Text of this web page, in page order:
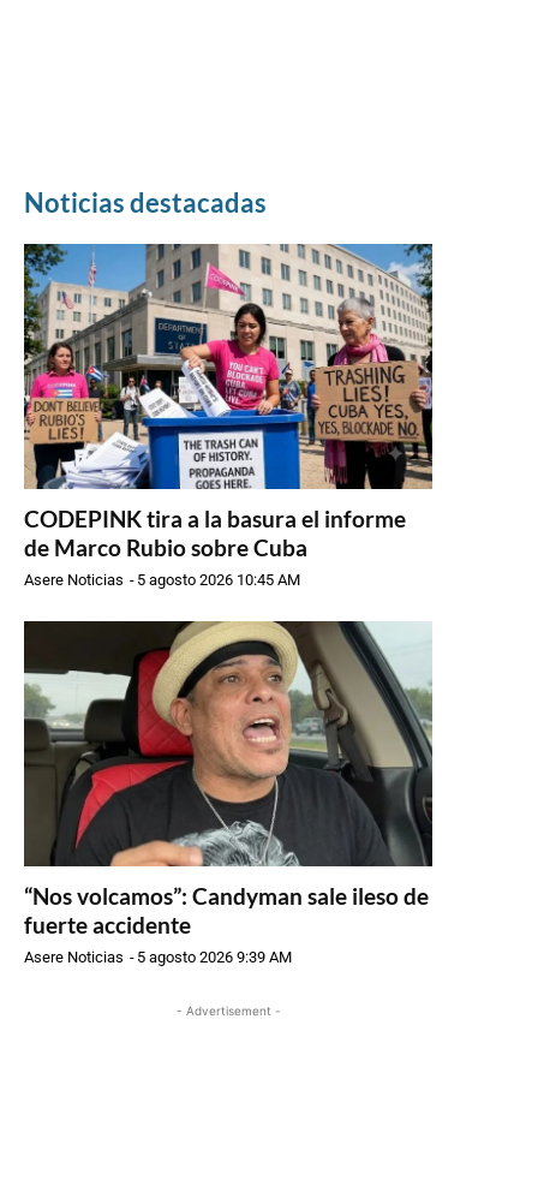
Noticias destacadas
CODEPINK tira a la basura el informe
de Marco Rubio sobre Cuba
Asere Noticias - 5 agosto 2026 10:45 AM
“Nos volcamos”: Candyman sale ileso de
fuerte accidente
Asere Noticias - 5 agosto 2026 9:39 AM
- Advertisement -